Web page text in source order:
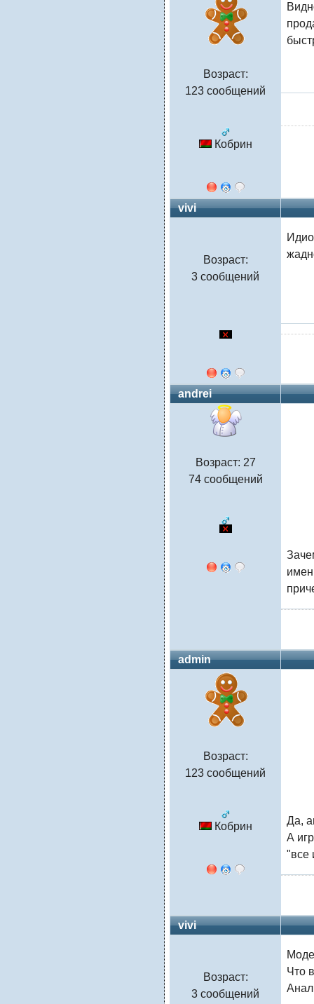
Возраст:
123 сообщений
Кобрин
vivi
Возраст:
3 сообщений
andrei
Возраст: 27
74 сообщений
admin
Возраст:
123 сообщений
Кобрин
Да,
А
"все
vivi
Возраст:
3 сообщений
Что